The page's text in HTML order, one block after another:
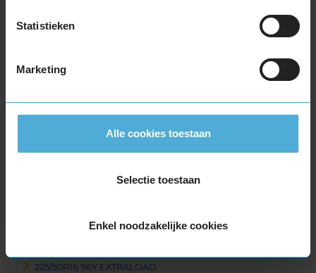
Statistieken
Marketing
Alle cookies toestaan
Selectie toestaan
Enkel noodzakelijke cookies
1
3
Beschikbare bandenmaten
205/50R16 87W
225/50R16 96Y EXTRALOAD